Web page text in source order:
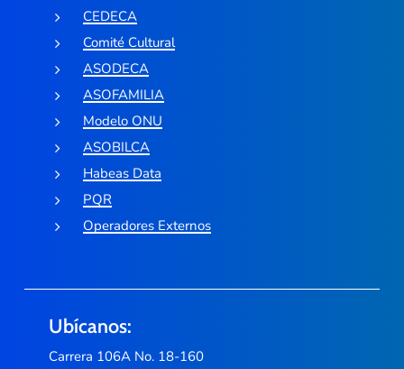
CEDECA
Comité Cultural
ASODECA
ASOFAMILIA
Modelo ONU
ASOBILCA
Habeas Data
PQR
Operadores Externos
Ubícanos:
Carrera 106A No. 18-160